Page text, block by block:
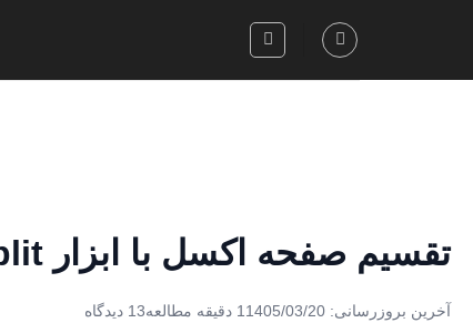
تقسیم صفحه اکسل با ابزار Split
آخرین بروزرسانی: 1405/03/20 1 دقیقه مطالعه 13 دیدگاه